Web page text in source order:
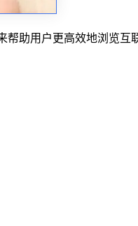
帮助用户更高效地浏览互